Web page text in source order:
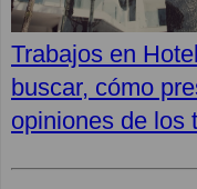
Trabajos en
buscar, cómo
opiniones de los